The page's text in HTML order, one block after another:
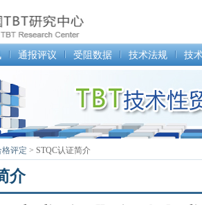
通报评议 受阻数据 技术法规 技
格评定 > STQC认证简介
介